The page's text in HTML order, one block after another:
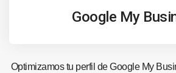
Google My
Optimizamos tu perfil de Google My